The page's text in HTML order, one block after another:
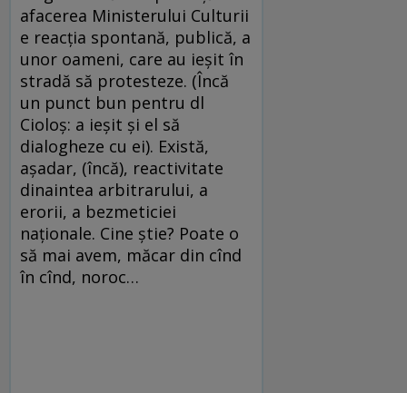
afacerea Ministerului Culturii
e reacţia spontană, publică, a
unor oameni, care au ieşit în
stradă să protesteze. (Încă
un punct bun pentru dl
Cioloş: a ieşit şi el să
dialogheze cu ei). Există,
aşadar, (încă), reactivitate
dinaintea arbitrarului, a
erorii, a bezmeticiei
naţionale. Cine ştie? Poate o
să mai avem, măcar din cînd
în cînd, noroc…